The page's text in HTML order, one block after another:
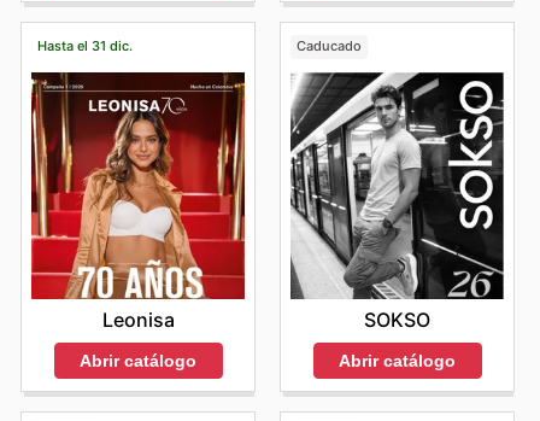
Hasta el 31 dic.
Leonisa
Abrir catálogo
Caducado
SOKSO
Abrir catálogo